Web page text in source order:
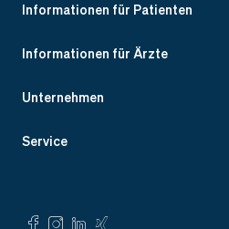
Informationen für Patienten
Informationen für Ärzte
Unternehmen
Service